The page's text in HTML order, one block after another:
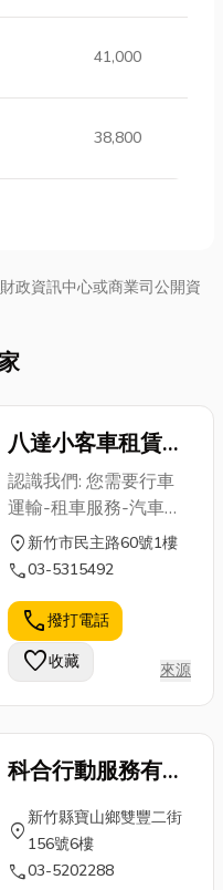
41,000
38,800
政資訊中心或商業司公開資
八達小客車租賃有
限公司
認識我們: 您需要行車
運輸-租車服務-汽車出
租的服務嗎?請找八達
小客車租賃有限公司
location_on新竹市民主路60號1樓
call03-5315492
call撥打電話
favorite收藏 來源
科合行動服務有限
公司
location_on
新竹縣寶山鄉雙豐二街
156號6樓
call03-5202288